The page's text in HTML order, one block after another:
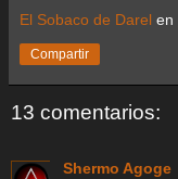
El Sobaco de Darel en
Compartir
13 comentarios:
Shermo Agoge